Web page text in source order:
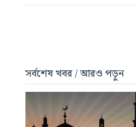
সর্বশেষ খবর / আরও পড়ুন